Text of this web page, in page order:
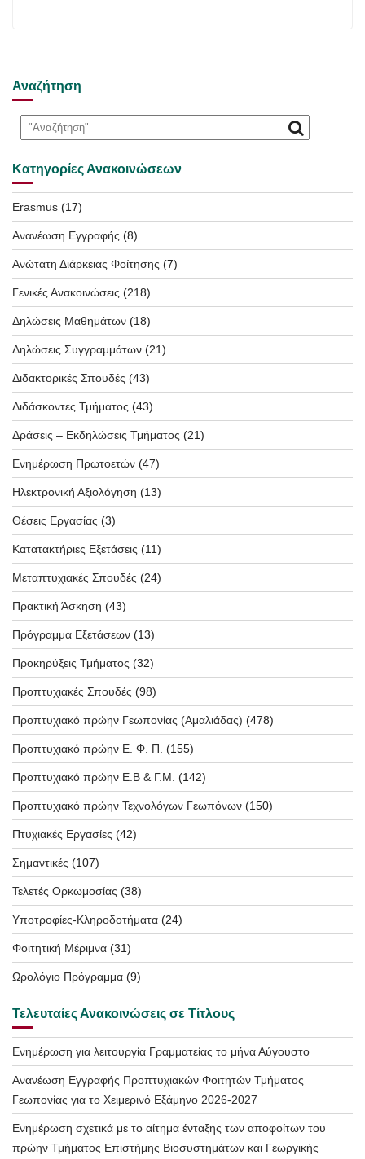
Αναζήτηση
Κατηγορίες Ανακοινώσεων
Erasmus (17)
Ανανέωση Εγγραφής (8)
Ανώτατη Διάρκειας Φοίτησης (7)
Γενικές Ανακοινώσεις (218)
Δηλώσεις Μαθημάτων (18)
Δηλώσεις Συγγραμμάτων (21)
Διδακτορικές Σπουδές (43)
Διδάσκοντες Τμήματος (43)
Δράσεις – Εκδηλώσεις Τμήματος (21)
Ενημέρωση Πρωτοετών (47)
Ηλεκτρονική Αξιολόγηση (13)
Θέσεις Εργασίας (3)
Κατατακτήριες Εξετάσεις (11)
Μεταπτυχιακές Σπουδές (24)
Πρακτική Άσκηση (43)
Πρόγραμμα Εξετάσεων (13)
Προκηρύξεις Τμήματος (32)
Προπτυχιακές Σπουδές (98)
Προπτυχιακό πρώην Γεωπονίας (Αμαλιάδας) (478)
Προπτυχιακό πρώην Ε. Φ. Π. (155)
Προπτυχιακό πρώην Ε.Β & Γ.Μ. (142)
Προπτυχιακό πρώην Τεχνολόγων Γεωπόνων (150)
Πτυχιακές Εργασίες (42)
Σημαντικές (107)
Τελετές Ορκωμοσίας (38)
Υποτροφίες-Κληροδοτήματα (24)
Φοιτητική Μέριμνα (31)
Ωρολόγιο Πρόγραμμα (9)
Τελευταίες Ανακοινώσεις σε Τίτλους
Ενημέρωση για λειτουργία Γραμματείας το μήνα Αύγουστο
Ανανέωση Εγγραφής Προπτυχιακών Φοιτητών Τμήματος
Γεωπονίας για το Χειμερινό Εξάμηνο 2026-2027
Ενημέρωση σχετικά με το αίτημα ένταξης των αποφοίτων του
πρώην Τμήματος Επιστήμης Βιοσυστημάτων και Γεωργικής